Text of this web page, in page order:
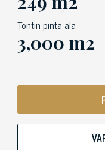
Tontin pinta-ala
3,000 m2